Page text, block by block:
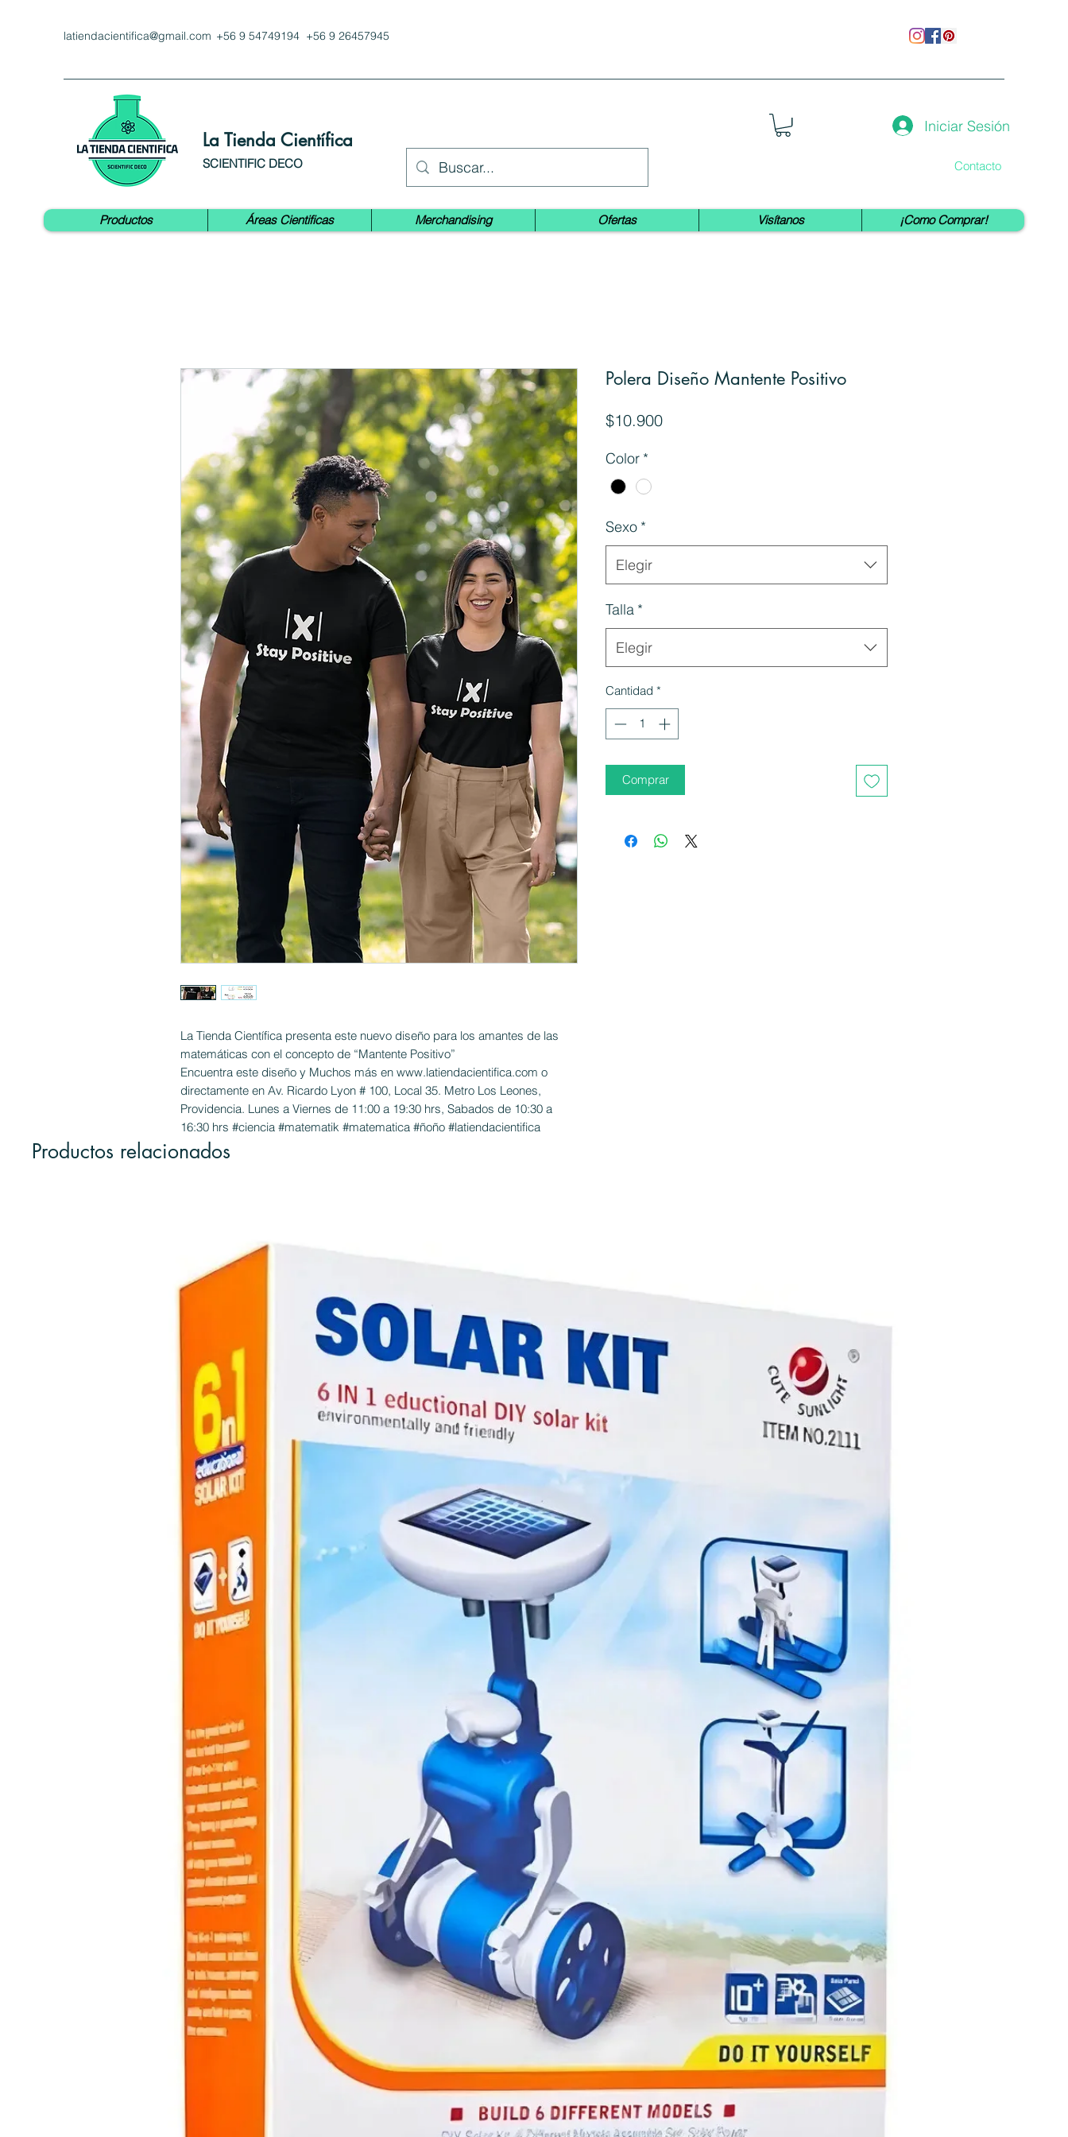
latiendacientifica@gmail.com +56 9 54749194 +56 9 26457945
La Tienda Científica
SCIENTIFIC DECO
Iniciar Sesión
Contacto
Productos Áreas Cientificas Merchandising Ofertas Visítanos ¡Como Comprar!
Productos relacionados
La Tienda Científica presenta este nuevo diseño para los amantes de las
matemáticas con el concepto de “Mantente Positivo”
Encuentra este diseño y Muchos más en www.latiendacientifica.com o
directamente en Av. Ricardo Lyon # 100, Local 35. Metro Los Leones,
Providencia. Lunes a Viernes de 11:00 a 19:30 hrs, Sabados de 10:30 a
16:30 hrs #ciencia #matematik #matematica #ñoño #latiendacientifica
Polera Diseño Mantente Positivo
$10.900Precio
Color *
Sexo *
Elegir
Talla *
Elegir
Cantidad *
Comprar